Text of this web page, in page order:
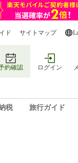
ド サイトマップ
約確認 ログイン
税 旅行ガイド